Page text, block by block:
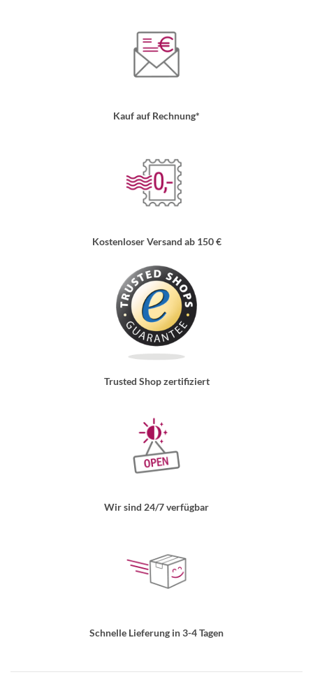
Kauf auf Rechnung*
Kostenloser Versand ab 150 €
Trusted Shop zertifiziert
Wir sind 24/7 verfügbar
Schnelle Lieferung in 3-4 Tagen